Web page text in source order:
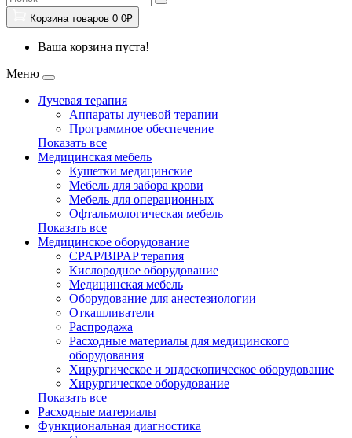
Корзина товаров 0 0₽
Ваша корзина пуста!
Меню
Лучевая терапия
Аппараты лучевой терапии
Программное обеспечение
Показать все
Медицинская мебель
Кушетки медицинские
Мебель для забора крови
Мебель для операционных
Офтальмологическая мебель
Показать все
Медицинское оборудование
CPAP/BIPAP терапия
Кислородное оборудование
Медицинская мебель
Оборудование для анестезиологии
Откашливатели
Распродажа
Расходные материалы для медицинского
оборудования
Хирургическое и эндоскопическое оборудование
Хирургическое оборудование
Показать все
Расходные материалы
Функциональная диагностика